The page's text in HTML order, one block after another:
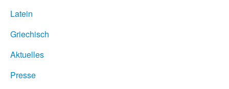
Latein
Griechisch
Aktuelles
Presse